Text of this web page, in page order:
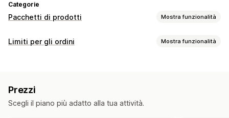
Categorie
Pacchetti di prodotti Mostra funzionalità
Tipi di pacchetti
Prezzi impostabili
Limiti per gli ordini Mostra funzionalità
In base al prodotto
In base alla collezione
Tag dei clienti
Prezzi
Scegli il piano più adatto alla tua attività.